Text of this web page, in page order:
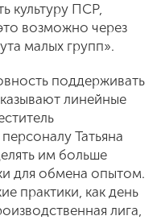
культуру ПСР,
возможно через
малых групп».
поддерживать
линейные
Татьяна
им больше
для обмена опытом.
практики, как день
лига,